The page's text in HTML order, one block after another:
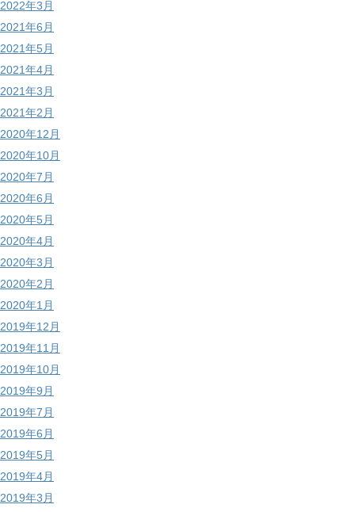
2022年3月
2021年6月
2021年5月
2021年4月
2021年3月
2021年2月
2020年12月
2020年10月
2020年7月
2020年6月
2020年5月
2020年4月
2020年3月
2020年2月
2020年1月
2019年12月
2019年11月
2019年10月
2019年9月
2019年7月
2019年6月
2019年5月
2019年4月
2019年3月